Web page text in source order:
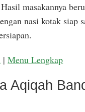
masakannya
nasi kotak
|Menu Lengkap
Aqiqah